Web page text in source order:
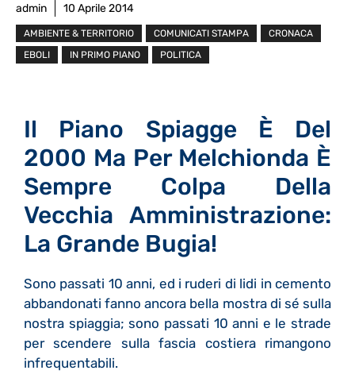
admin 10 Aprile 2014
AMBIENTE & TERRITORIO COMUNICATI STAMPA
CRONACA
EBOLI
IN PRIMO PIANO POLITICA
Il Piano Spiagge È Del
2000 Ma Per Melchionda È
Sempre Colpa Della
Vecchia Amministrazione:
La Grande Bugia!
Sono passati 10 anni, ed i ruderi di lidi in cemento
abbandonati fanno ancora bella mostra di sé sulla
nostra spiaggia; sono passati 10 anni e le strade
per scendere sulla fascia costiera rimangono
infrequentabili.